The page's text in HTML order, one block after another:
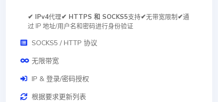
✔ IPv4代理✔ HTTPS 和 SOCKS5支持✔无带宽限制✔通
过 IP 地址/用户名和密码进行身份验证
SOCKS5 / HTTP 协议
无限带宽
IP & 登录/密码授权
根据要求更新列表